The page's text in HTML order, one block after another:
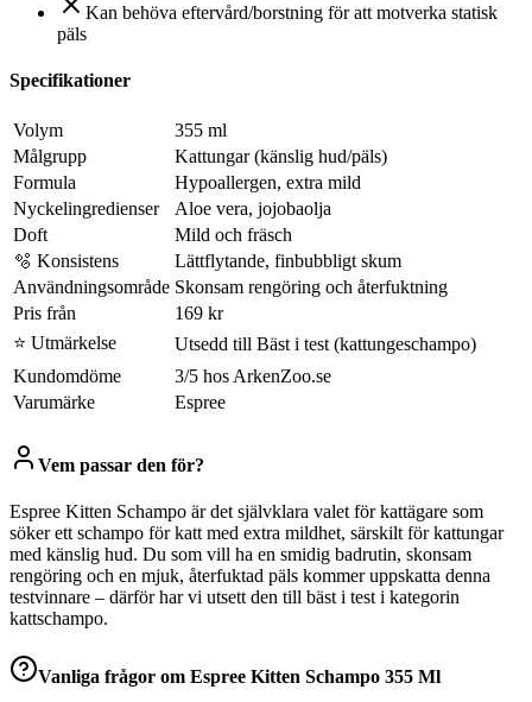
Kan behöva eftervård/borstning för att motverka statisk
päls
Specifikationer
Volym
355 ml
Målgrupp
Kattungar (känslig hud/päls)
Formula
Hypoallergen, extra mild
Nyckelingredienser
Aloe vera, jojobaolja
Doft
Mild och fräsch
🫧 Konsistens
Lättflytande, finbubbligt skum
Användningsområde Skonsam rengöring och återfuktning
Pris från
169 kr
⭐ Utmärkelse
Utsedd till Bäst i test (kattungeschampo)
Kundomdöme
3/5 hos ArkenZoo.se
Varumärke
Espree
Vem passar den för?
Espree Kitten Schampo är det självklara valet för kattägare som
söker ett schampo för katt med extra mildhet, särskilt för kattungar
med känslig hud. Du som vill ha en smidig badrutin, skonsam
rengöring och en mjuk, återfuktad päls kommer uppskatta denna
testvinnare – därför har vi utsett den till bäst i test i kategorin
kattschampo.
Vanliga frågor om Espree Kitten Schampo 355 Ml